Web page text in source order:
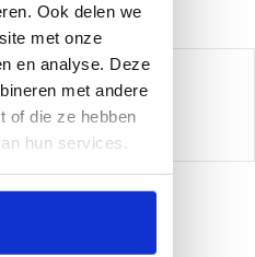
Ook delen we
met onze
en analyse. Deze
met andere
of die ze hebben
hun services.